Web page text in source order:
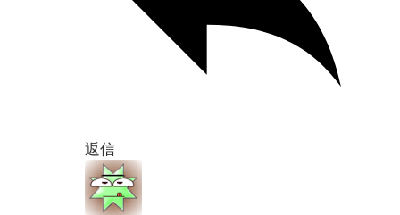
返信